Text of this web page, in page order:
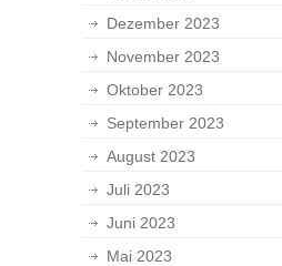
Dezember 2023
November 2023
Oktober 2023
September 2023
August 2023
Juli 2023
Juni 2023
Mai 2023